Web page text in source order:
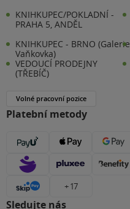
KNIHKUPEC/POKLADNÍ -
PRAHA 5, ANDĚL
KNIHKUPEC - BRNO (Galerie
Vaňkovka)
VEDOUCÍ PRODEJNY
(TŘEBÍČ)
Volné pracovní pozice
Platební metody
+ 17
Sledujte nás